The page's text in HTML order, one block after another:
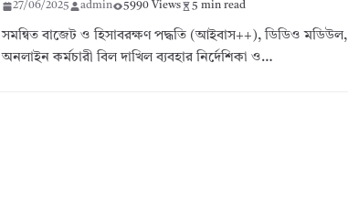
27/06/2025 admin 5990 Views 5 min read
সমন্বিত বাজেট ও হিসাবরক্ষণ পদ্ধতি (আইবাস++), ডিডিও মডিউল,
অনলাইন কর্মচারী বিল দাখিল ব্যবহার নির্দেশিকা ও…